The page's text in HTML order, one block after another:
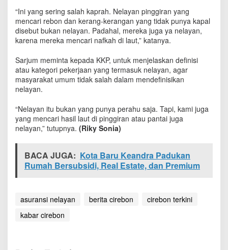
s
i
N
e
a
y
a
a
s
i
h
e
l
u
“Ini yang sering salah kaprah. Nelayan pinggiran yang
mencari rebon dan kerang-kerangan yang tidak punya kapal
disebut bukan nelayan. Padahal, mereka juga ya nelayan,
karena mereka mencari nafkah di laut,” katanya.
Sarjum meminta kepada KKP, untuk menjelaskan definisi
atau kategori pekerjaan yang termasuk nelayan, agar
masyarakat umum tidak salah dalam mendefinisikan
nelayan.
“Nelayan itu bukan yang punya perahu saja. Tapi, kami juga
yang mencari hasil laut di pinggiran atau pantai juga
nelayan,” tutupnya. (Riky Sonia)
BACA JUGA: Kota Baru Keandra Padukan
Rumah Bersubsidi, Real Estate, dan Premium
asuransi nelayan berita cirebon
cirebon terkini
kabar cirebon